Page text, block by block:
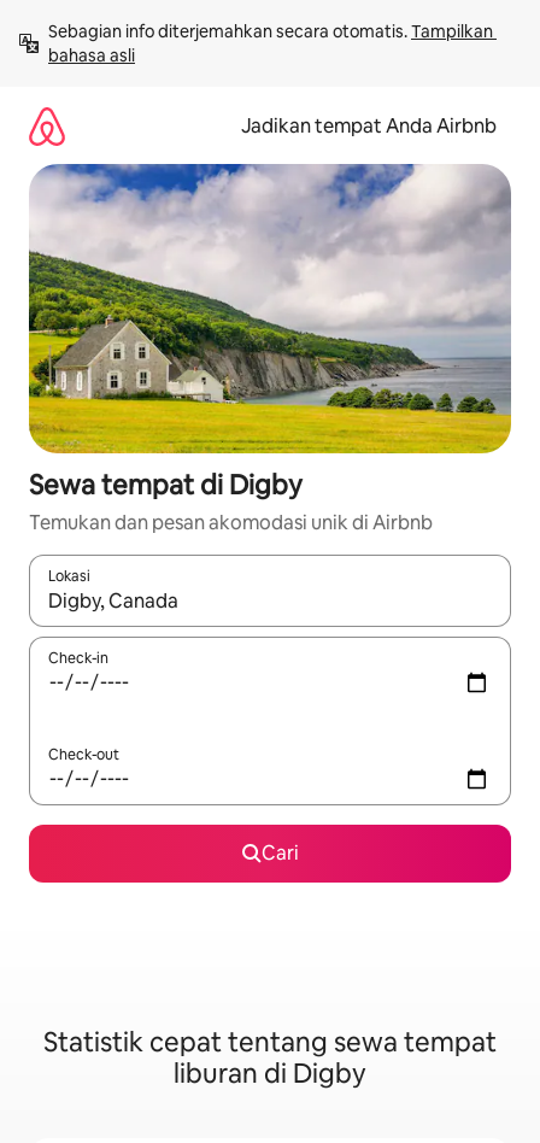
langsung
lihat
Sebagian info diterjemahkan secara otomatis. Tampilkan
bahasa asli
Jadikan tempat Anda Airbnb
Sewa tempat di Digby
Temukan dan pesan akomodasi unik di Airbnb
Lokasi
Jika hasil yang dicari tersedia, telusuri dengan tombol panah
Check-in
Check-out
Cari
Statistik cepat tentang sewa tempat
liburan di Digby